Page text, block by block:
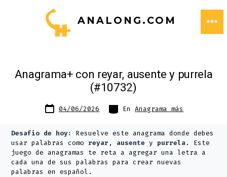
ANALONG.COM
Anagrama+ con reyar, ausente y purrela
(#10732)
Fecha
de 04/06/2026 Categorías
EnAnagrama más
Desafío de hoy:
Resuelve este anagrama donde debes
usar palabras como reyar , ausente y purrela. Este
juego de anagramas te reta a agregar una letra a
cada una de sus palabras para crear nuevas
palabras en español.